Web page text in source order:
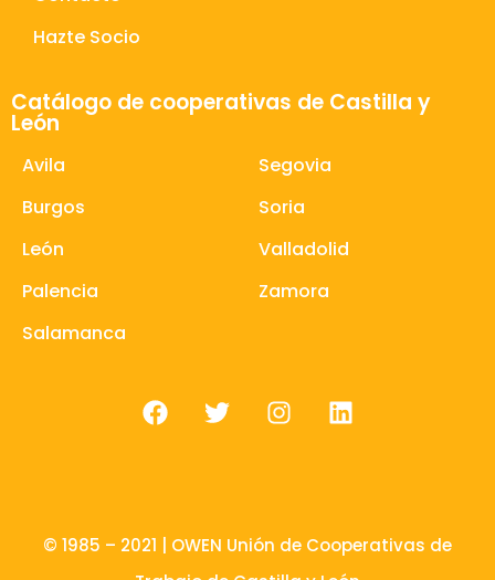
Hazte Socio
Catálogo de cooperativas de Castilla y
León
Avila
Burgos
León
Palencia
Salamanca
Segovia
Soria
Valladolid
Zamora
© 1985 – 2021 | OWEN Unión de Cooperativas de